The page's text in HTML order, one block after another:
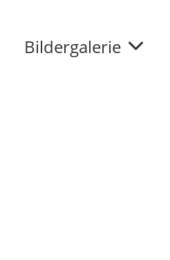
Bildergalerie